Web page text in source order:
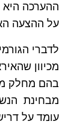
ההערכה
על ההצעה
לדברי
מכיוון
בהם מחלק
מבחינת
עומד על